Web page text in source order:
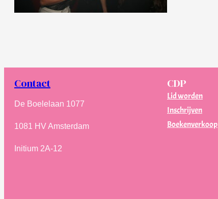
Contact
De Boelelaan 1077
1081 HV Amsterdam
Initium 2A-12
CDP
Lid worden
Inschrijven
Boekenverkoop